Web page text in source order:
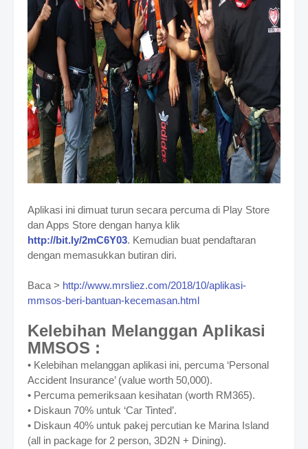
Aplikasi ini dimuat turun secara percuma di Play Store
dan Apps Store dengan hanya klik
http://bit.ly/2mC6Y03. Kemudian buat pendaftaran
dengan memasukkan butiran diri.
Baca > http://www.mrsliez.com/2018/10/aplikasi-
mmsos-beri-bantuan-kecemasan.html
Kelebihan Melanggan Aplikasi
MMSOS :
• Kelebihan melanggan aplikasi ini, percuma ‘Personal
Accident Insurance’ (value worth 50,000).
• Percuma pemeriksaan kesihatan (worth RM365).
• Diskaun 70% untuk ‘Car Tinted’.
• Diskaun 40% untuk pakej percutian ke Marina Island
(all in package for 2 person, 3D2N + Dining).